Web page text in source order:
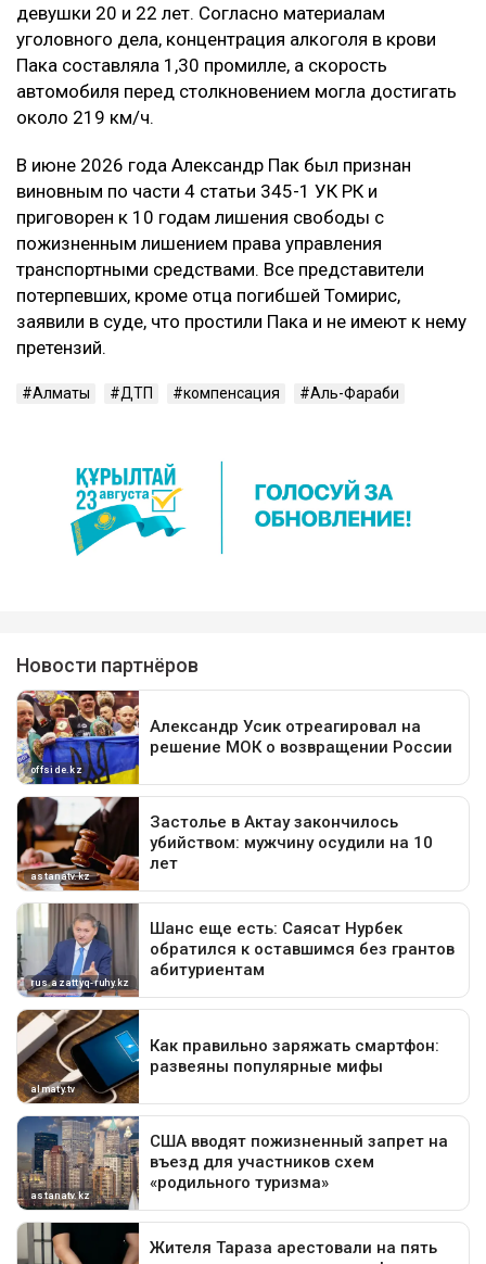
девушки 20 и 22 лет. Согласно материалам
уголовного дела, концентрация алкоголя в крови
Пака составляла 1,30 промилле, а скорость
автомобиля перед столкновением могла достигать
около 219 км/ч.
В июне 2026 года Александр Пак был признан
виновным по части 4 статьи 345-1 УК РК и
приговорен к 10 годам лишения свободы с
пожизненным лишением права управления
транспортными средствами. Все представители
потерпевших, кроме отца погибшей Томирис,
заявили в суде, что простили Пака и не имеют к нему
претензий.
Алматы ДТП компенсация Аль-Фараби